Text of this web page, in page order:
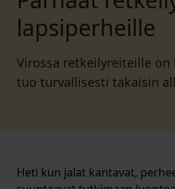
lapsiperheille
Virossa retkeilyreiteille on
tuo turvallisesti takaisin
Heti kun jalat kantavat,